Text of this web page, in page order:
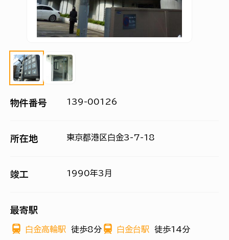
物件番号 139-00126
所在地 東京都港区白金3-7-18
竣工 1990年3月
最寄駅
白金高輪駅 徒歩8分 白金台駅 徒歩14分